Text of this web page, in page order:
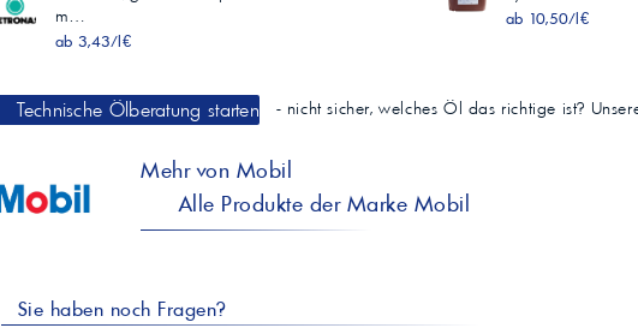
m…
ab 3,43/l€
ab 10,50/l€
Technische Ölberatung starten - nicht sicher, welches Öl das richtige ist?
Mehr von Mobil
Alle Produkte der Marke Mobil
Sie haben noch Fragen?